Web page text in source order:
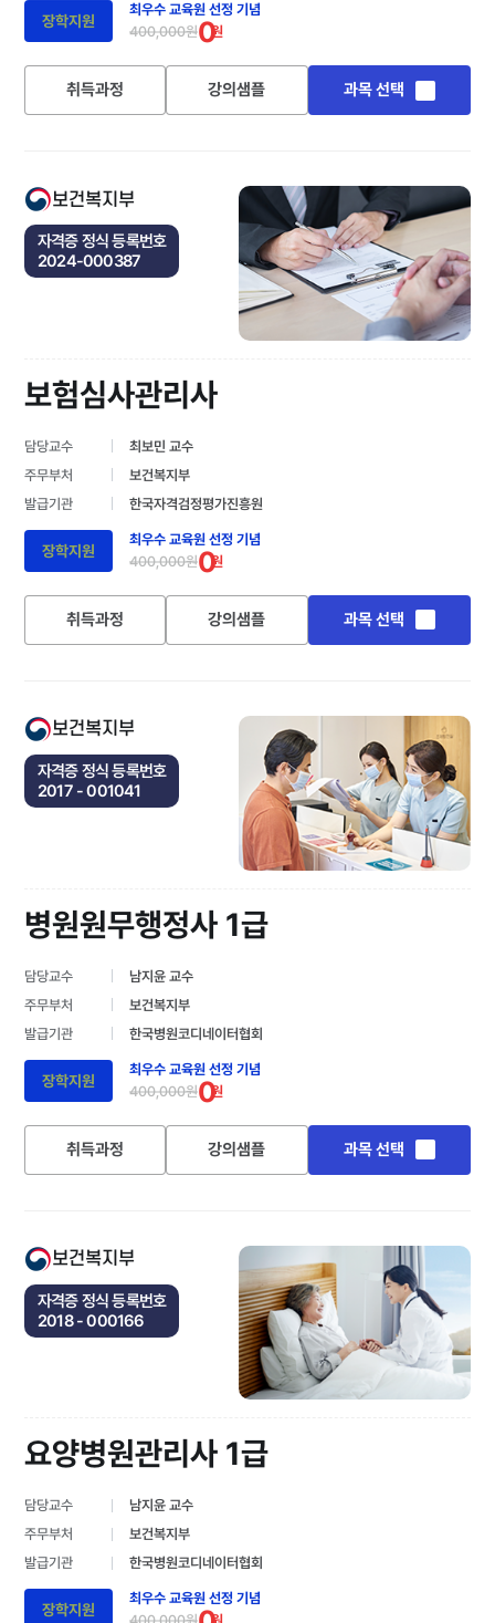
장학지원
최우수 교육원 선정 기념
400,000원0원
취득과정 강의샘플 과목 선택
보건복지부
자격증 정식 등록번호
2024-000387
보험심사관리사
담당교수
최보민 교수
주무부처
보건복지부
발급기관
한국자격검정평가진흥원
장학지원
최우수 교육원 선정 기념
400,000원0원
취득과정 강의샘플 과목 선택
보건복지부
자격증 정식 등록번호
2017 - 001041
병원원무행정사 1급
담당교수
남지윤 교수
주무부처
보건복지부
발급기관
한국병원코디네이터협회
장학지원
최우수 교육원 선정 기념
400,000원0원
취득과정 강의샘플 과목 선택
보건복지부
자격증 정식 등록번호
2018 - 000166
요양병원관리사 1급
담당교수
남지윤 교수
주무부처
보건복지부
발급기관
한국병원코디네이터협회
장학지원
최우수 교육원 선정 기념